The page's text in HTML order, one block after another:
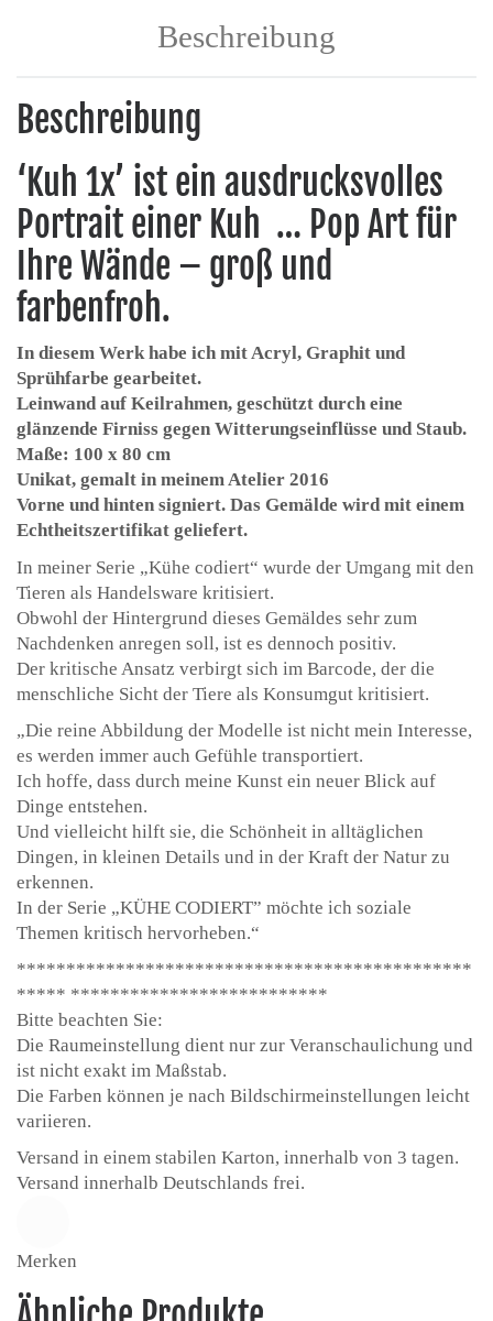
Beschreibung
Beschreibung
‘Kuh 1x’ ist ein ausdrucksvolles
Portrait einer Kuh … Pop Art für
Ihre Wände – groß und
farbenfroh.
In diesem Werk habe ich mit Acryl, Graphit und
Sprühfarbe gearbeitet.
Leinwand auf Keilrahmen, geschützt durch eine
glänzende Firniss gegen Witterungseinflüsse und Staub.
Maße: 100 x 80 cm
Unikat, gemalt in meinem Atelier 2016
Vorne und hinten signiert. Das Gemälde wird mit einem
Echtheitszertifikat geliefert.
In meiner Serie „Kühe codiert“ wurde der Umgang mit den
Tieren als Handelsware kritisiert.
Obwohl der Hintergrund dieses Gemäldes sehr zum
Nachdenken anregen soll, ist es dennoch positiv.
Der kritische Ansatz verbirgt sich im Barcode, der die
menschliche Sicht der Tiere als Konsumgut kritisiert.
„Die reine Abbildung der Modelle ist nicht mein Interesse,
es werden immer auch Gefühle transportiert.
Ich hoffe, dass durch meine Kunst ein neuer Blick auf
Dinge entstehen.
Und vielleicht hilft sie, die Schönheit in alltäglichen
Dingen, in kleinen Details und in der Kraft der Natur zu
erkennen.
In der Serie „KÜHE CODIERT” möchte ich soziale
Themen kritisch hervorheben.“
**********************************************
***** **************************
Bitte beachten Sie:
Die Raumeinstellung dient nur zur Veranschaulichung und
ist nicht exakt im Maßstab.
Die Farben können je nach Bildschirmeinstellungen leicht
variieren.
Versand in einem stabilen Karton, innerhalb von 3 tagen.
Versand innerhalb Deutschlands frei.
Merken